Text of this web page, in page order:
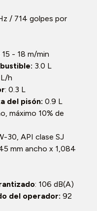
/ 714 golpes por
15 - 18 m/min
3.0 L
h
: 0.3 L
del pisón:0.9 L
máximo 10% de
30, API clase SJ
mm ancho x 1,084
: 106 dB(A)
del operador: 92